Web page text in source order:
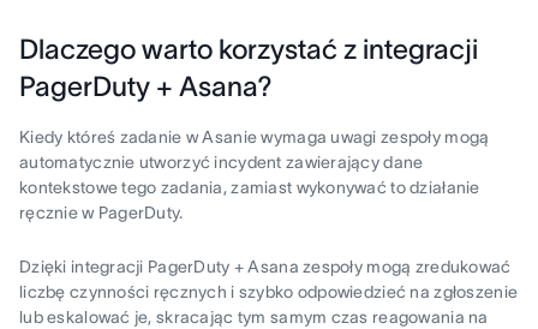
Dlaczego warto korzystać z integracji
PagerDuty + Asana?
Kiedy któreś zadanie w Asanie wymaga uwagi zespoły mogą
automatycznie utworzyć incydent zawierający dane
kontekstowe tego zadania, zamiast wykonywać to działanie
ręcznie w PagerDuty.
Dzięki integracji PagerDuty + Asana zespoły mogą zredukować
liczbę czynności ręcznych i szybko odpowiedzieć na zgłoszenie
lub eskalować je, skracając tym samym czas reagowania na